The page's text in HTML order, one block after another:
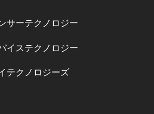
サーテクノロジー
イステクノロジー
テクノロジーズ